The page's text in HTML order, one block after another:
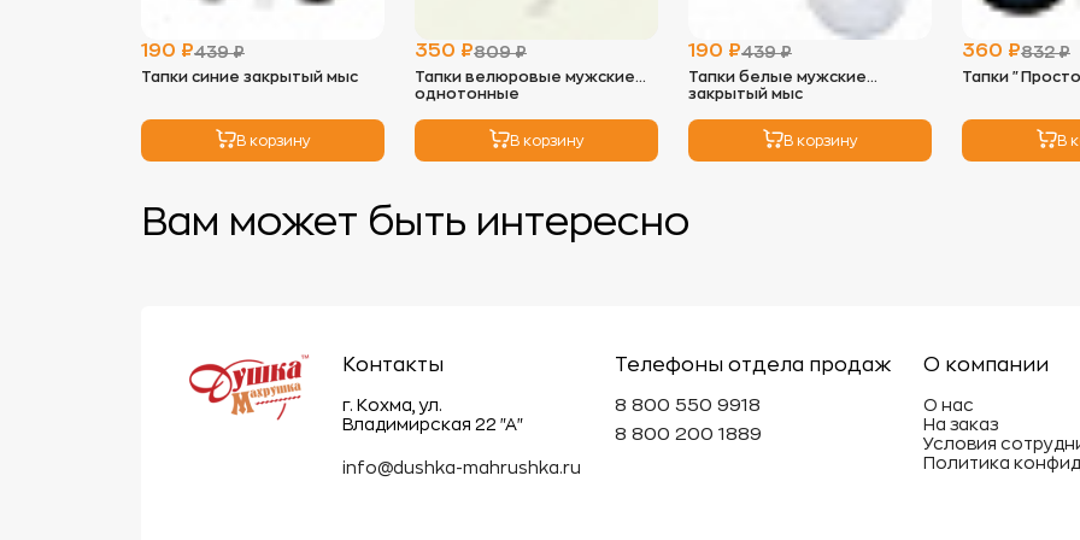
можно
низких
3.
Глажка:
- Не
может
Эти
махровые
190 ₽439 ₽
Тапки синие закрытый мыс
В корзину
350 ₽809 ₽
Тапки велюровые мужские
однотонные
В корзину
190 ₽439 ₽
Тапки белые мужские
закрытый мыс
В корзину
360 ₽832 ₽
Тапки
В
Вам может быть интересно
Контакты
г. Кохма, ул.
Владимирская 22 "А"
info@dushka-mahrushka.ru
Телефоны отдела продаж
8 800 550 9918
8 800 200 1889
О компании
О нас
На заказ
Условия
Политика